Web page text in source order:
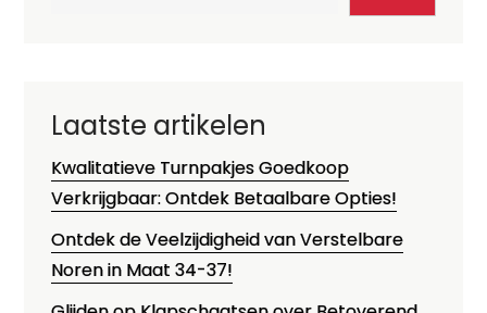
Laatste artikelen
Kwalitatieve Turnpakjes Goedkoop
Verkrijgbaar: Ontdek Betaalbare Opties!
Ontdek de Veelzijdigheid van Verstelbare
Noren in Maat 34-37!